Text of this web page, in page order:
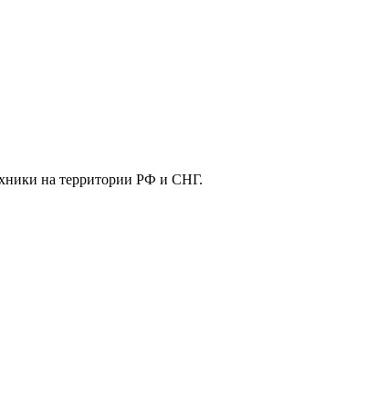
на территории РФ и СНГ.